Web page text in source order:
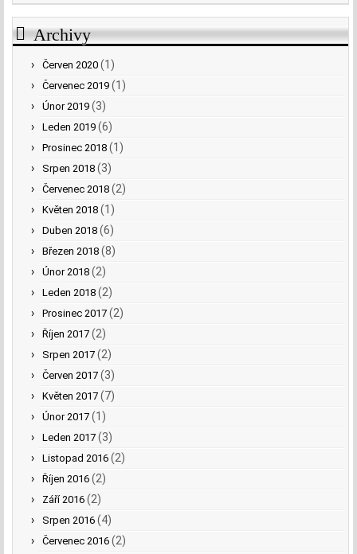
Archivy
Červen 2020 (1)
Červenec 2019 (1)
Únor 2019 (3)
Leden 2019 (6)
Prosinec 2018 (1)
Srpen 2018 (3)
Červenec 2018 (2)
Květen 2018 (1)
Duben 2018 (6)
Březen 2018 (8)
Únor 2018 (2)
Leden 2018 (2)
Prosinec 2017 (2)
Říjen 2017 (2)
Srpen 2017 (2)
Červen 2017 (3)
Květen 2017 (7)
Únor 2017 (1)
Leden 2017 (3)
Listopad 2016 (2)
Říjen 2016 (2)
Září 2016 (2)
Srpen 2016 (4)
Červenec 2016 (2)